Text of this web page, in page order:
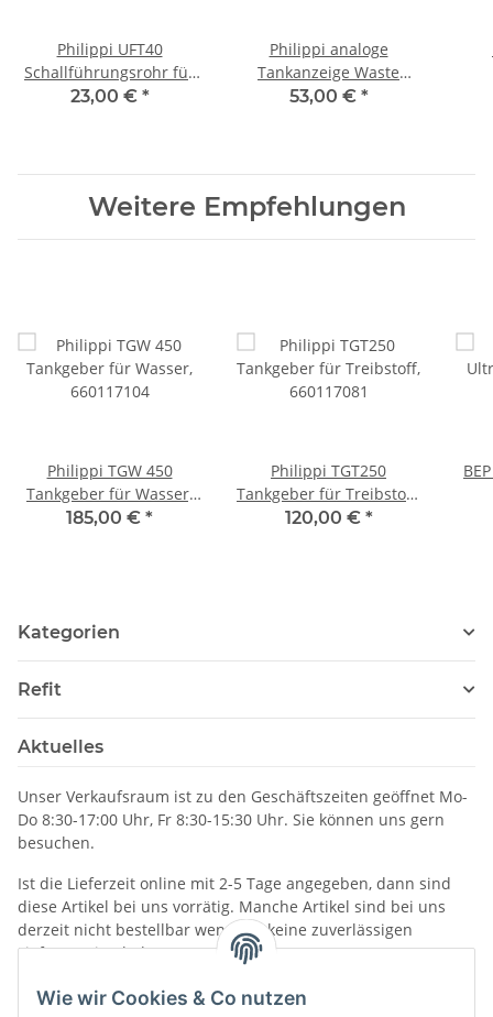
Wie wir Cookies & Co nutzen
Philippi UFT40
Schallführungsrohr für
Ultraschalltankgeber,
23,00 € *
Philippi analoge
Tankanzeige Waste
Water UTV-52,
53,00 € *
Weitere Empfehlungen
Philippi TGW 450
Tankgeber für Wasser,
660117104
185,00 € *
Philippi TGT250
Tankgeber für Treibstoff,
660117081
120,00 € *
Kategorien
Refit
Aktuelles
Unser Verkaufsraum ist zu den Geschäftszeiten geöffnet Mo-
Do 8:30-17:00 Uhr, Fr 8:30-15:30 Uhr. Sie können uns gern
besuchen.
Ist die Lieferzeit online mit 2-5 Tage angegeben, dann sind
diese Artikel bei uns vorrätig. Manche Artikel sind bei uns
derzeit nicht bestellbar wenn wir keine zuverlässigen
Liefertermine haben.
Informationen